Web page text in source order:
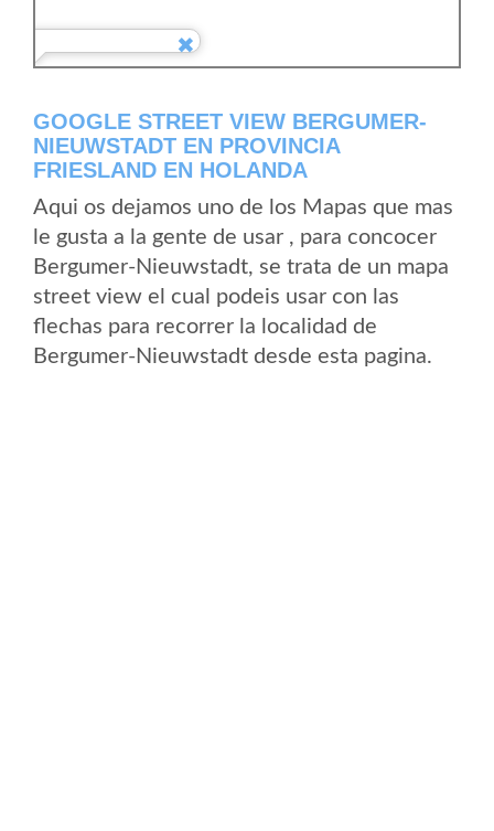
GOOGLE STREET VIEW BERGUMER-
NIEUWSTADT EN PROVINCIA
FRIESLAND EN HOLANDA
Aqui os dejamos uno de los Mapas que mas
le gusta a la gente de usar , para concocer
Bergumer-Nieuwstadt, se trata de un mapa
street view el cual podeis usar con las
flechas para recorrer la localidad de
Bergumer-Nieuwstadt desde esta pagina.